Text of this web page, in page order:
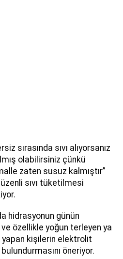
sırasında sıvı alıyorsanız
olabilirsiniz çünkü
zaten susuz kalmıştır”
sıvı tüketilmesi
hidrasyonun günün
ve özellikle yoğun terleyen ya
kişilerin elektrolit
öneriyor.